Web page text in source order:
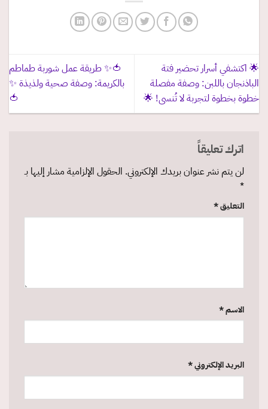
🌟 اكتشفي أسرار تحضير فتة
الباذنجان باللبن: وصفة مفصلة
خطوة بخطوة لتجربة لا تُنسى! 🌟
🍅✨ طريقة عمل شوربة طماطم
بالكريمة: وصفة صحية ولذيذة ✨
🍅
اترك تعليقاً
لن يتم نشر عنوان بريدك الإلكتروني. الحقول الإلزامية مشار إليها بـ
*
التعليق*
الاسم*
البريد الإلكتروني*